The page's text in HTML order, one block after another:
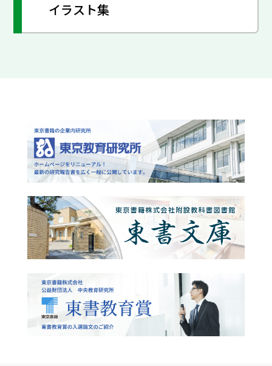
イラスト集